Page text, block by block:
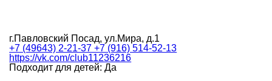
г.Павловский Посад, ул.Мира, д.1
+7 (49643) 2-21-37 +7 (916) 514-52-13
https://vk.com/club11236216
Подходит для детей: Да